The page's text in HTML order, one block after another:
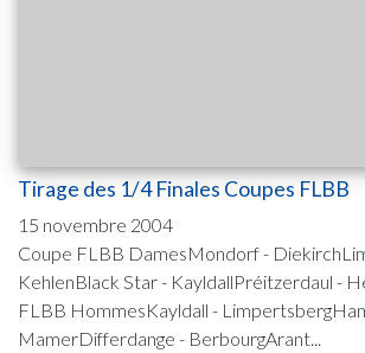
Tirage des 1/4 Finales Coupes FLBB
15 novembre 2004
Coupe FLBB DamesMondorf -
KehlenBlack Star - KayldallPréitzerdaul -
FLBB HommesKayldall -
MamerDifferdange - BerbourgArant...